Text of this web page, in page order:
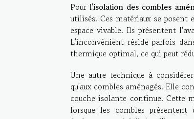
Pour l'isolation des combles
utilisés. Ces matériaux se
espace vivable. Ils présentent
L'inconvénient réside parfois
thermique optimal, ce qui peut
Une autre technique à
qu'aux combles aménagés. Elle
couche isolante continue. Cette
lorsque les combles